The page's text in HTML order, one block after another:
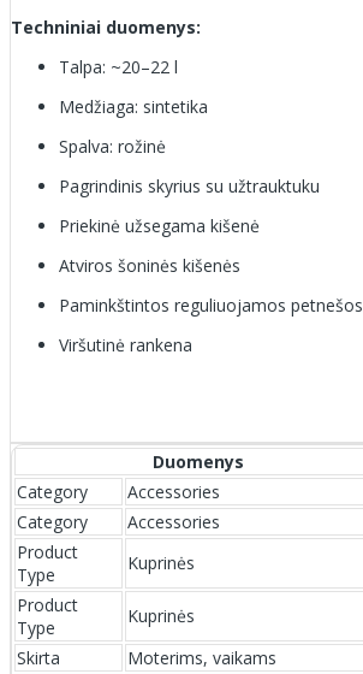
Techniniai duomenys:
Talpa: ~20–22 l
Medžiaga: sintetika
Spalva: rožinė
Pagrindinis skyrius su užtrauktuku
Priekinė užsegama kišenė
Atviros šoninės kišenės
Paminkštintos reguliuojamos petnešos
Viršutinė rankena
Duomenys
Category
Accessories
Category
Accessories
Product
Type
Kuprinės
Product
Type
Kuprinės
Skirta
Moterims, vaikams